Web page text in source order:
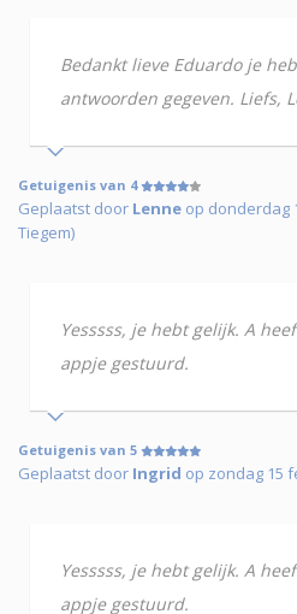
Bedankt lieve Eduardo je
antwoorden gegeven. Liefs,
Getuigenis van 4
Geplaatst door Lenne op donderdag
Tiegem)
Yesssss, je hebt gelijk. A
appje gestuurd.
Getuigenis van 5
Geplaatst door Ingrid op zondag 15
Yesssss, je hebt gelijk. A
appje gestuurd.